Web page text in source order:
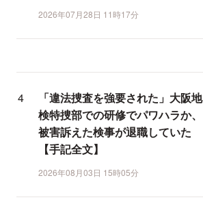
2026年07月28日 11時17分
「違法捜査を強要された」大阪地
検特捜部での研修でパワハラか、
被害訴えた検事が退職していた
【手記全文】
2026年08月03日 15時05分